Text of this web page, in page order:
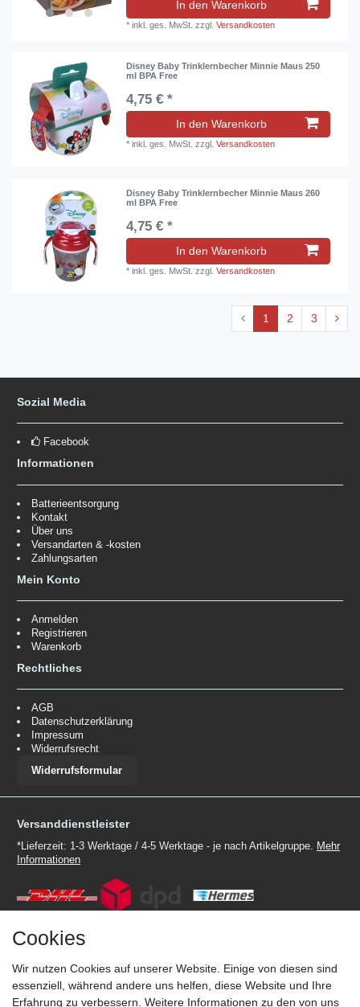
In den Warenkorb
*inkl. ges. MwSt. zzgl.Versandkosten
Disney Baby Trinklernbecher Minnie Maus 250
ml BPA Free
4,75 € *
In den Warenkorb
*inkl. ges. MwSt. zzgl.Versandkosten
Disney Baby Trinklernbecher Minnie Maus 260
ml BPA Free
4,75 € *
In den Warenkorb
*inkl. ges. MwSt. zzgl.Versandkosten
1 2 3
Sozial Media
Facebook
Informationen
Batterieentsorgung
Kontakt
Über uns
Versandarten & -kosten
Zahlungsarten
Mein Konto
Anmelden
Registrieren
Warenkorb
Rechtliches
AGB
Datenschutzerklärung
Impressum
Widerrufsrecht
Widerrufsformular
Versanddienstleister
*Lieferzeit: 1-3 Werktage / 4-5 Werktage - je nach Artikelgruppe. Mehr
Informationen
Wir behalten uns das Recht vor im Einzelfall bestimmte
Zahlungsarten auszuschließen.Mehr Informationen
Cookies
Wir nutzen Cookies auf unserer Website. Einige von diesen sind
essenziell, während andere uns helfen, diese Website und Ihre
Erfahrung zu verbessern. Weitere Informationen zu den von uns